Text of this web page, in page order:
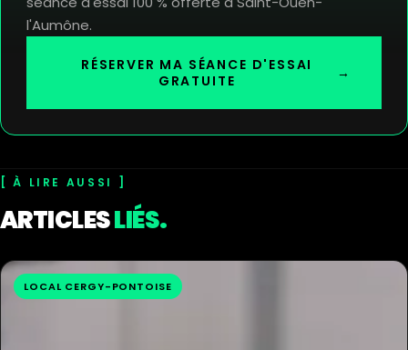
l'Aumône.
RÉSERVER MA SÉANCE D'ESSAI
GRATUITE
→
À LIRE AUSSI
ARTICLESLIÉS.
LOCAL CERGY-PONTOISE